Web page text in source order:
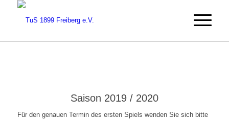
Saison 2019 / 2020
Für den genauen Termin des ersten Spiels wenden Sie sich bitte